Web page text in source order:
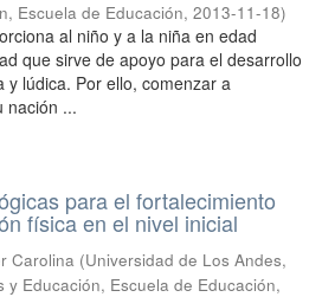
Escuela de Educación, 2013-11-18)
al niño y a la niña en edad
que sirve de apoyo para el desarrollo
y lúdica. Por ello, comenzar a
nación ...
para el fortalecimiento
física en el nivel inicial
Carolina (Universidad de Los Andes,
y Educación, Escuela de Educación,